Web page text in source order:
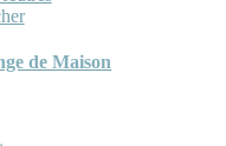
de Maison